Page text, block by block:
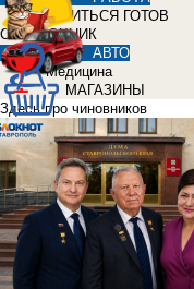
УЧИТЬСЯ ГОТОВ
СПРАВОЧНИК
АВТО
Медицина
МАГАЗИНЫ
Здесь про чиновников